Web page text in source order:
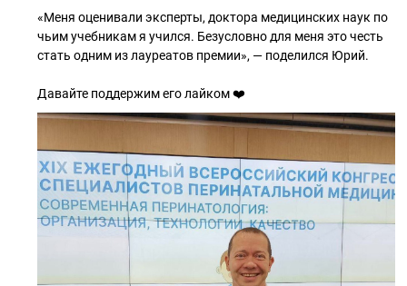
«Меня оценивали эксперты, доктора медицинских наук по
чьим учебникам я учился. Безусловно для меня это честь
стать одним из лауреатов премии», — поделился Юрий.
Давайте поддержим его лайком ❤️